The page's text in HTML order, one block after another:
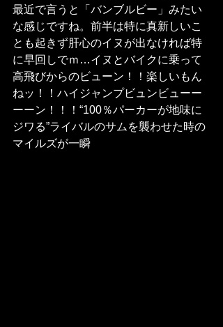
最近で言うと「バンブルビー」みたい
な感じですね。前半は特に真新しいこ
とも起きず肝心のイヌが出なければ特
に早回しでｍ…イヌとバイクに乗って
高飛びからのビューン！！楽しいもん
ねッ！！ハイジャンプビュンビューー
ーーン！！！“100％パーカーが地味に
ジワる”ライバルのサムを襲わせた時の
マイルズが一瞬